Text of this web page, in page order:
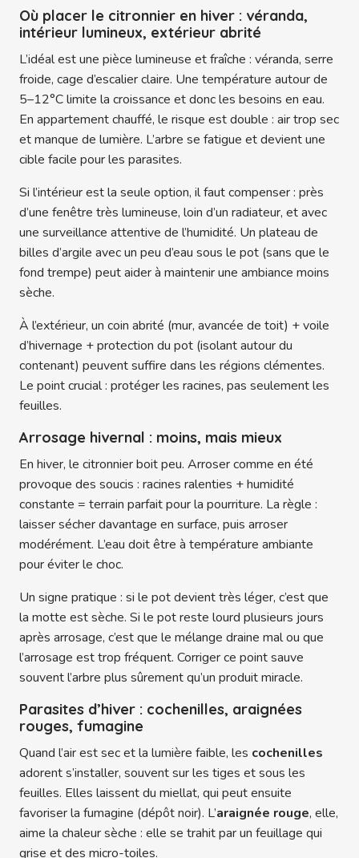
Où placer le citronnier en hiver : véranda,
intérieur lumineux, extérieur abrité
L’idéal est une pièce lumineuse et fraîche : véranda, serre
froide, cage d’escalier claire. Une température autour de
5–12°C limite la croissance et donc les besoins en eau.
En appartement chauffé, le risque est double : air trop sec
et manque de lumière. L’arbre se fatigue et devient une
cible facile pour les parasites.
Si l’intérieur est la seule option, il faut compenser : près
d’une fenêtre très lumineuse, loin d’un radiateur, et avec
une surveillance attentive de l’humidité. Un plateau de
billes d’argile avec un peu d’eau sous le pot (sans que le
fond trempe) peut aider à maintenir une ambiance moins
sèche.
À l’extérieur, un coin abrité (mur, avancée de toit) + voile
d’hivernage + protection du pot (isolant autour du
contenant) peuvent suffire dans les régions clémentes.
Le point crucial : protéger les racines, pas seulement les
feuilles.
Arrosage hivernal : moins, mais mieux
En hiver, le citronnier boit peu. Arroser comme en été
provoque des soucis : racines ralenties + humidité
constante = terrain parfait pour la pourriture. La règle :
laisser sécher davantage en surface, puis arroser
modérément. L’eau doit être à température ambiante
pour éviter le choc.
Un signe pratique : si le pot devient très léger, c’est que
la motte est sèche. Si le pot reste lourd plusieurs jours
après arrosage, c’est que le mélange draine mal ou que
l’arrosage est trop fréquent. Corriger ce point sauve
souvent l’arbre plus sûrement qu’un produit miracle.
Parasites d’hiver : cochenilles, araignées
rouges, fumagine
Quand l’air est sec et la lumière faible, les cochenilles
adorent s’installer, souvent sur les tiges et sous les
feuilles. Elles laissent du miellat, qui peut ensuite
favoriser la fumagine (dépôt noir). L’araignée rouge, elle,
aime la chaleur sèche : elle se trahit par un feuillage qui
grise et des micro-toiles.